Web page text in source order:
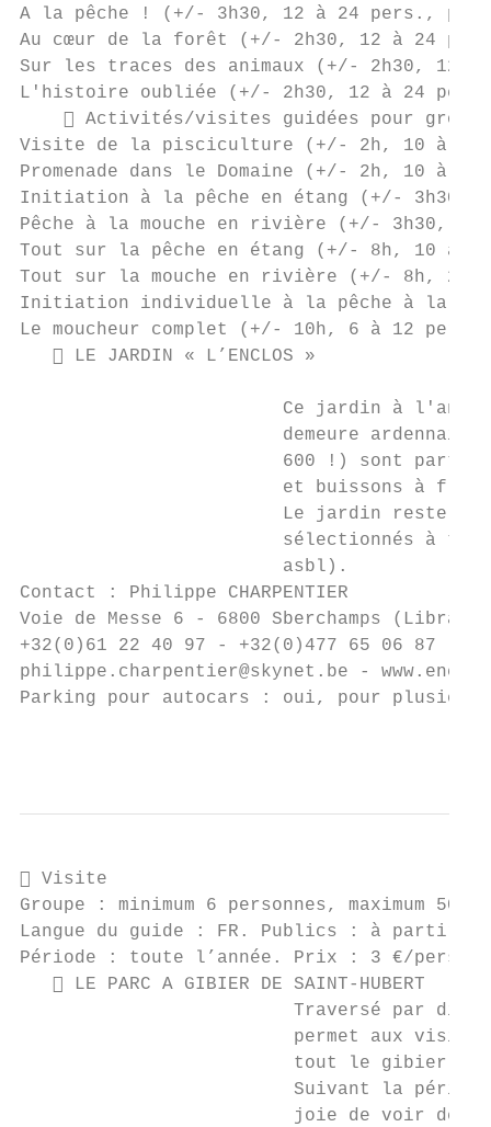
A la pêche ! (+/- 3h30, 12 à 24 pers.,
Au cœur de la forêt (+/- 2h30, 12 à 24
Sur les traces des animaux (+/- 2h30, 12
L'histoire oubliée (+/- 2h30, 12 à 24
 Activités/visites guidées pour
Visite de la pisciculture (+/- 2h, 10 à
Promenade dans le Domaine (+/- 2h, 10 à
Initiation à la pêche en étang (+/- 3h30,
Pêche à la mouche en rivière (+/- 3h30,
Tout sur la pêche en étang (+/- 8h, 10 à
Tout sur la mouche en rivière (+/- 8h, 2
Initiation individuelle à la pêche à la
Le moucheur complet (+/- 10h, 6 à 12
    LE JARDIN « L’ENCLOS »
Ce jardin à
demeure
600 !) sont
et buissons à
Le jardin reste
sélectionnés à
                        asbl).
Contact : Philippe CHARPENTIER
Voie de Messe 6 - 6800 Sberchamps
+32(0)61 22 40 97 - +32(0)477 65 06 87
philippe.charpentier@skynet.be -
Parking pour autocars : oui, pour
 Visite
Groupe : minimum 6 personnes, maximum 50
Langue du guide : FR. Publics : à partir
Période : toute l’année. Prix : 3 €/pers.
    LE PARC A GIBIER DE SAINT-HUBERT
Traversé par
permet aux
tout le gibier
Suivant la
joie de voir des